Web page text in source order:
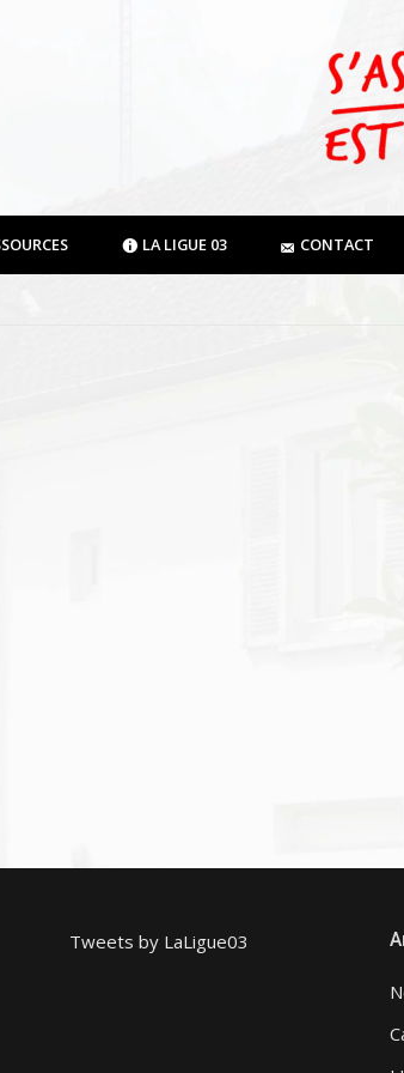
LA LIGUE 03 CONTACT
Tweets by LaLigue03